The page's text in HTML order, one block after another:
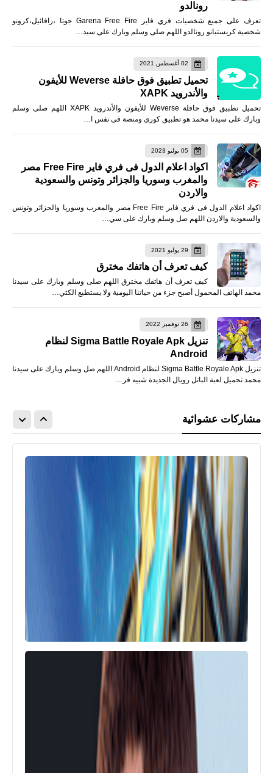
رونالدو
تعرف على جميع شخصيات فري فاير Garena Free Fire جوتا ،رافائيل،كرونو
شخصية كريستيانو رونالدو اللهم صلى وسلم وبارك على سيد…
02 أغسطس 2021
تحميل تطبيق فوق حافلة Weverse للأيفون
والأندرويد XAPK
تحميل تطبيق فوق حافلة Weverse للأيفون والأندرويد XAPK اللهم صلى وسلم
وبارك على سيدنا محمد هو تطبيق كوري ومنصة فى نفس ا…
05 يوليو 2023
اكواد اعلام الدول فى فري فاير Free Fire مصر
والمغرب وسوريا والجزائر وتونس والسعودية
والاردن
اكواد اعلام الدول فى فري فاير Free Fire مصر والمغرب وسوريا والجزائر وتونس
والسعودية والاردن اللهم صل وسلم وبارك على سي…
29 يوليو 2021
كيف تعرف أن هاتفك مخترق
كيف تعرف أن هاتفك مخترق اللهم صلى وسلم وبارك على سيدنا
محمد الهاتف المحمول أصبح جزء من حياتنا اليومية ولا يستطيع الكثي…
26 نوفمبر 2022
تنزيل Sigma Battle Royale Apk لنظام
Android
تنزيل Sigma Battle Royale Apk لنظام Android اللهم صل وسلم وبارك على سيدنا
محمد تحميل لعبة الباتل رويال الجديدة شبيه فر…
مشاركات عشوائية